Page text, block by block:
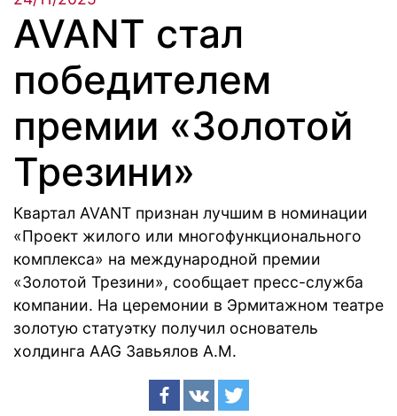
AVANT стал
победителем
премии «Золотой
Трезини»
Квартал AVANT признан лучшим в номинации
«Проект жилого или многофункционального
комплекса» на международной премии
«Золотой Трезини», сообщает пресс-служба
компании. На церемонии в Эрмитажном театре
золотую статуэтку получил основатель
холдинга AAG Завьялов А.М.